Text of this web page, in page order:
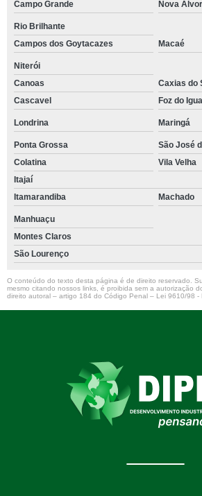
Campo Grande
Nova
Rio Brilhante
Campos dos Goytacazes
Macaé
Niterói
Canoas
Caxias do
Cascavel
Foz do
Londrina Maringá
Ponta Grossa
São José
Colatina
Vila Velha
Itajaí
Itamarandiba
Machado
Manhuaçu
Montes Claros
São Lourenço
O conteúdo do texto desta página é de direito reservado.
mesmo citando nossos links, é proibida sem a autorização
direito autoral – artigo 184 do Código Penal – Lei 9610/98 -